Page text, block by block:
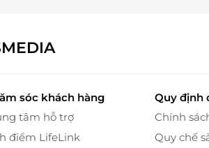
cao cấp giúp du khách cảm
sóc khách hàng
tâm hỗ trợ
điểm LifeLink
Quy định
Chính
Quy chế